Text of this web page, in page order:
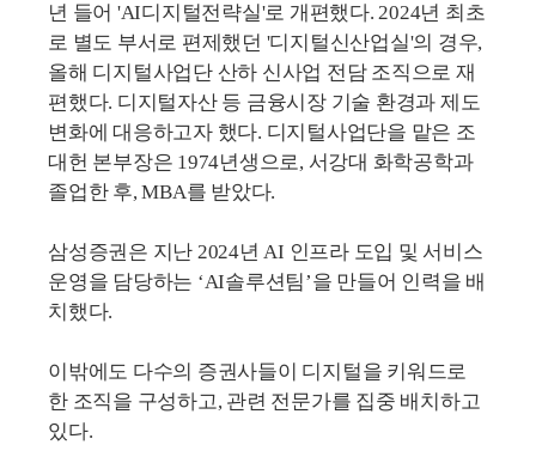
년 들어 'AI디지털전략실'로 개편했다. 2024년 최초
로 별도 부서로 편제했던 '디지털신산업실'의 경우,
올해 디지털사업단 산하 신사업 전담 조직으로 재
편했다. 디지털자산 등 금융시장 기술 환경과 제도
변화에 대응하고자 했다. 디지털사업단을 맡은 조
대헌 본부장은 1974년생으로, 서강대 화학공학과
졸업한 후, MBA를 받았다.
삼성증권은 지난 2024년 AI 인프라 도입 및 서비스
운영을 담당하는 ‘AI솔루션팀’을 만들어 인력을 배
치했다.
이밖에도 다수의 증권사들이 디지털을 키워드로
한 조직을 구성하고, 관련 전문가를 집중 배치하고
있다.